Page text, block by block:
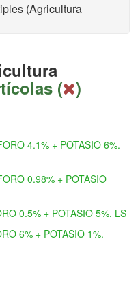
(Agricultura
( )
4.1% + POTASIO 6%.
0.98% + POTASIO
0.5% + POTASIO 5%. LS
6% + POTASIO 1%.